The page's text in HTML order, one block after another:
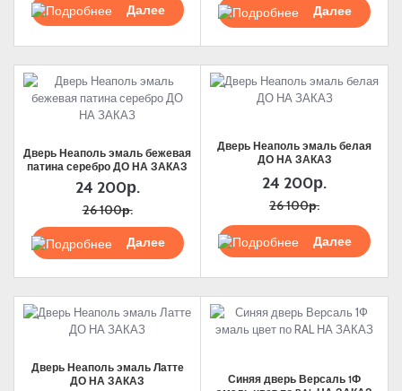
Подробнее Подробнее
Дверь Неаполь эмаль бежевая
патина серебро ДО НА ЗАКАЗ
24 200р.
26 100р.
Подробнее
Дверь Неаполь эмаль белая
ДО НА ЗАКАЗ
24 200р.
26 100р.
Подробнее
Дверь Неаполь эмаль Латте
ДО НА ЗАКАЗ
Синяя дверь Версаль 1Ф